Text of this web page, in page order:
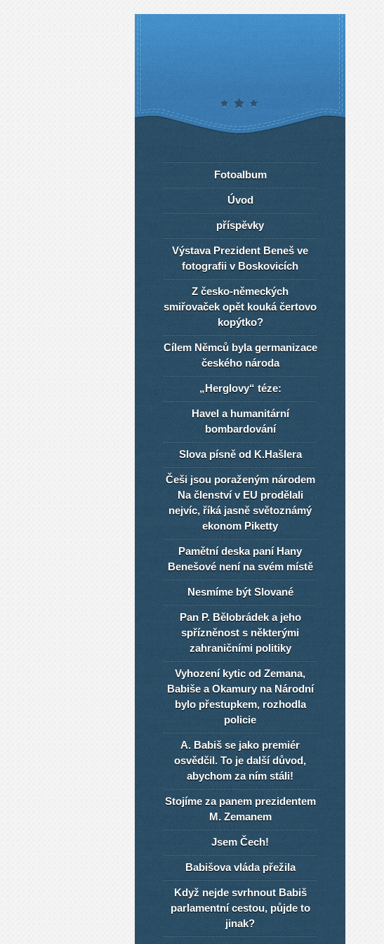
Fotoalbum
Úvod
příspěvky
Výstava Prezident Beneš ve
fotografii v Boskovicích
Z česko-německých
smiřovaček opět kouká čertovo
kopýtko?
Cílem Němců byla germanizace
českého národa
„Herglovy“ téze:
Havel a humanitární
bombardování
Slova písně od K.Hašlera
Češi jsou poraženým národem
Na členství v EU prodělali
nejvíc, říká jasně světoznámý
ekonom Piketty
Pamětní deska paní Hany
Benešové není na svém místě
Nesmíme být Slované
Pan P. Bělobrádek a jeho
spřízněnost s některými
zahraničními politiky
Vyhození kytic od Zemana,
Babiše a Okamury na Národní
bylo přestupkem, rozhodla
policie
A. Babiš se jako premiér
osvědčil. To je další důvod,
abychom za ním stáli!
Stojíme za panem prezidentem
M. Zemanem
Jsem Čech!
Babišova vláda přežila
Když nejde svrhnout Babiš
parlamentní cestou, půjde to
jinak?